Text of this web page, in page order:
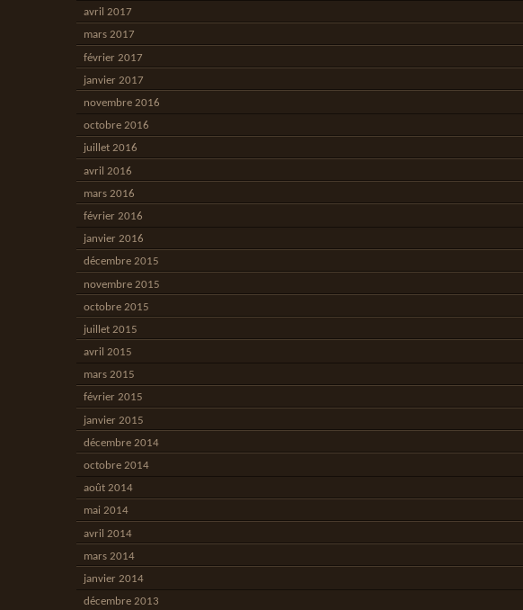
avril 2017
mars 2017
février 2017
janvier 2017
novembre 2016
octobre 2016
juillet 2016
avril 2016
mars 2016
février 2016
janvier 2016
décembre 2015
novembre 2015
octobre 2015
juillet 2015
avril 2015
mars 2015
février 2015
janvier 2015
décembre 2014
octobre 2014
août 2014
mai 2014
avril 2014
mars 2014
janvier 2014
décembre 2013